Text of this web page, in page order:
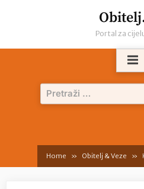
Portal za
Pretraži:
Home Obitelj & Veze